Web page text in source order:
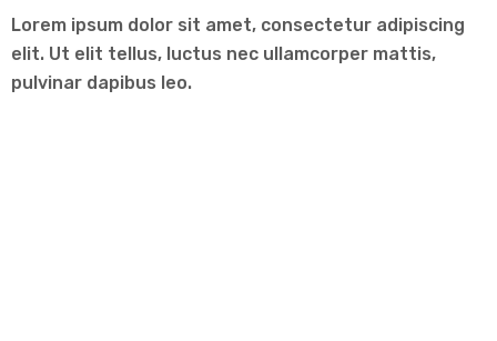
Lorem ipsum dolor sit amet, consectetur adipiscing
elit. Ut elit tellus, luctus nec ullamcorper mattis,
pulvinar dapibus leo.